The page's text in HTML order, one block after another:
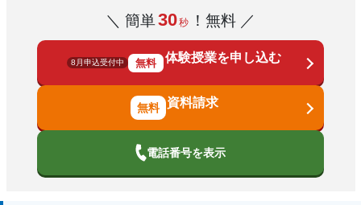
＼ 簡単30秒 ！無料 ／
8月申込受付中 無料 体験授業を申し込む
資料請求
電話番号を表示